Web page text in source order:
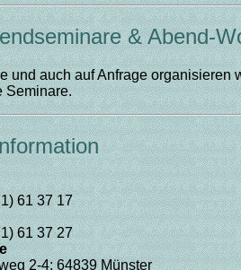
& Abend-
und auch auf Anfrage
Seminare.
61 37 17
61 37 27
2-4; 64839 Münster